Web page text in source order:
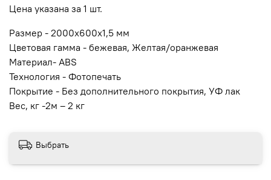
Цена указана за 1 шт.
Размер - 2000x600x1,5 мм
Цветовая гамма - бежевая, Желтая/оранжевая
Материал- ABS
Технология - Фотопечать
Покрытие - Без дополнительного покрытия, УФ лак
Вес, кг -2м – 2 кг
Выбрать